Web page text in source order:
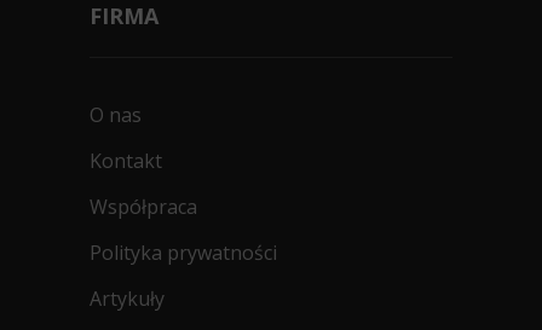
FIRMA
O nas
Kontakt
Współpraca
Polityka prywatności
Artykuły